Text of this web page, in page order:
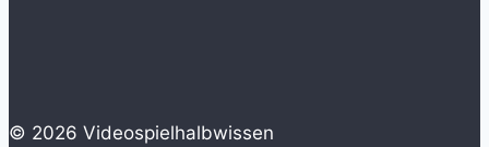
© 2026 Videospielhalbwissen